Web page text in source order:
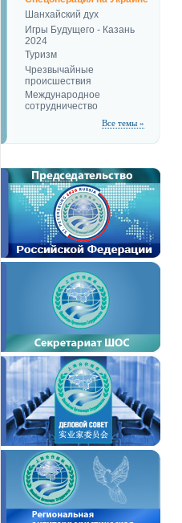
Шанхайский дух
Игры Будущего - Казань
2024
Туризм
Чрезвычайные
происшествия
Международное
сотрудничество
Все темы »